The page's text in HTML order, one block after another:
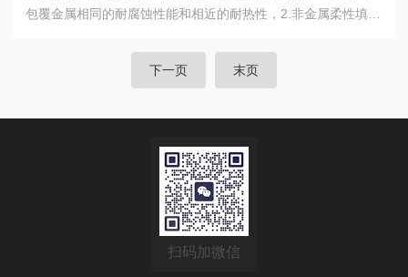
包覆金属相同的耐腐蚀性能和相近的耐热性，2.非金属柔性填充
各种形式的异形垫片，例如椭圆形、方形带筋形或更复杂的形
状以满足各种热交换器管箱和非圆形压力容器密封的需要。4.与
坏、不沾、不腐蚀法兰密封面，而且具有较高的强度。
下一页 末页
扫码加微信